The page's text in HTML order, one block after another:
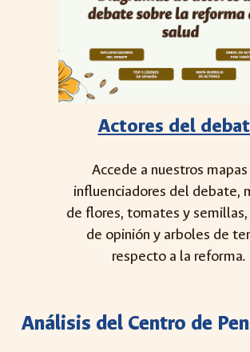
Actores del
Accede a nuestros
influenciadores del debate,
de flores, tomates y
de opinión y arboles de
respecto a la reforma.
Análisis del Centro de